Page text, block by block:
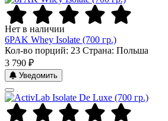
Нет в наличии
6PAK Whey Isolate (700 гр.)
Кол-во порций: 23 Страна: Польша
3 790 ₽
Уведомить